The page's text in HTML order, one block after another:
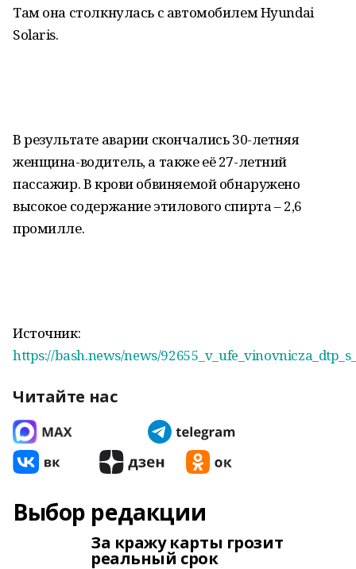
Там она столкнулась с автомобилем Hyundai
Solaris.
В результате аварии скончались 30-летняя
женщина-водитель, а также её 27-летний
пассажир. В крови обвиняемой обнаружено
высокое содержание этилового спирта – 2,6
промилле.
Источник:
https://bash.news/news/
Читайте нас
Выбор редакции
За кражу карты грозит
реальный срок